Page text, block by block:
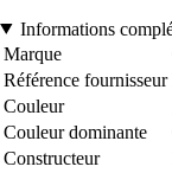
Informations
Marque
Référence fournisseur
Couleur
Couleur dominante
Constructeur